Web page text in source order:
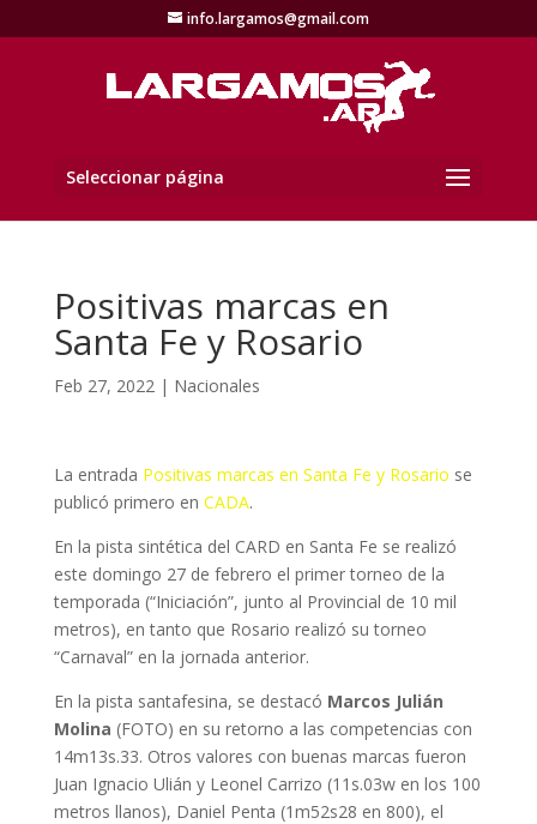
info.largamos@gmail.com
Seleccionar página
Positivas marcas en
Santa Fe y Rosario
Feb 27, 2022| Nacionales
La entrada Positivas marcas en Santa Fe y Rosario se
publicó primero en CADA.
En la pista sintética del CARD en Santa Fe se realizó
este domingo 27 de febrero el primer torneo de la
temporada (“Iniciación”, junto al Provincial de 10 mil
metros), en tanto que Rosario realizó su torneo
“Carnaval” en la jornada anterior.
En la pista santafesina, se destacó Marcos Julián
Molina (FOTO) en su retorno a las competencias con
14m13s.33. Otros valores con buenas marcas fueron
Juan Ignacio Ulián y Leonel Carrizo (11s.03w en los 100
metros llanos), Daniel Penta (1m52s28 en 800), el